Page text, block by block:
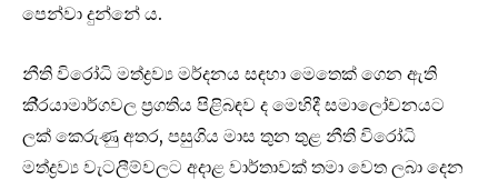
පෙන්වා දුන්නේ ය.
නීති විරෝධි මත්ද්‍රව්‍ය මර්දනය සඳහා මෙතෙක් ගෙන ඇති
කි‍්‍රයාමාර්ගවල ප‍්‍රගතිය පිළිබඳව ද මෙහිදී සමාලෝචනයට
ලක් කෙරුණු අතර, පසුගිය මාස තුන තුළ නීති විරෝධි
මත්ද්‍රව්‍ය වැටලීම්වලට අදාළ වාර්තාවක් තමා වෙත ලබා දෙන